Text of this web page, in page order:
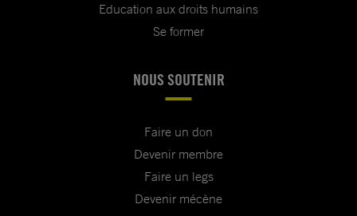
Education aux droits humains
Se former
NOUS SOUTENIR
Faire un don
Devenir membre
Faire un legs
Devenir mécène